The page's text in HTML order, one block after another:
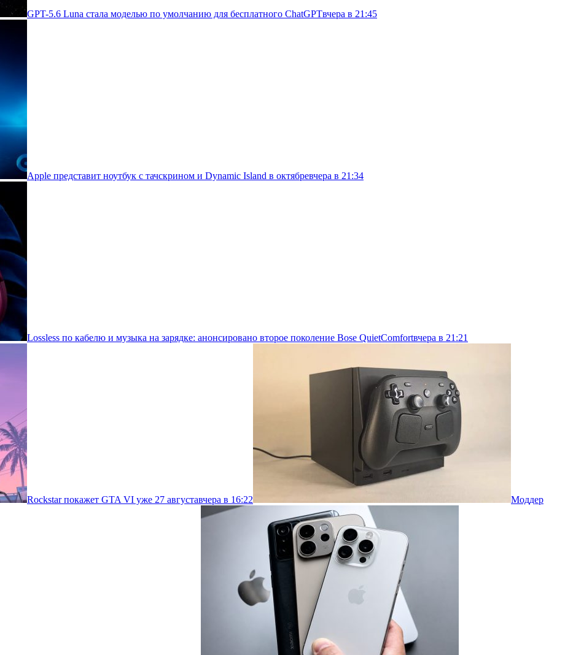
GPT-5.6 Luna стала моделью по умолчанию для бесплатного ChatGPTвчера в 21:45
Apple представит ноутбук с тачскрином и Dynamic Island в октябревчера в 21:34
Lossless по кабелю и музыка на зарядке: анонсировано второе поколение Bose QuietComfortвчера в 21:21
Rockstar покажет GTA VI уже 27 августавчера в 16:22 Моддер